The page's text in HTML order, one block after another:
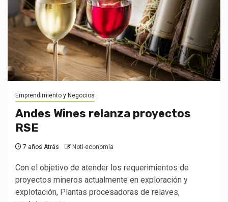
Emprendimiento y Negocios
Andes Wines relanza proyectos
RSE
7 años Atrás Noti-economía
Con el objetivo de atender los requerimientos de
proyectos mineros actualmente en exploración y
explotación, Plantas procesadoras de relaves,